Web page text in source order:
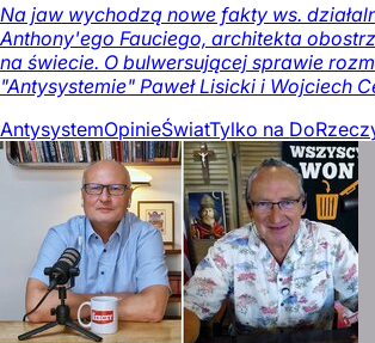
Na jaw wychodzą nowe fakty ws.
Anthony'ego Fauciego, architekta
na świecie. O bulwersującej sprawie
"Antysystemie" Paweł Lisicki i Wojciech
AntysystemOpinieŚwiatTylko na